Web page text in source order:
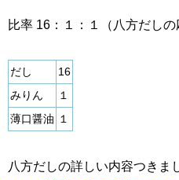
比率 16：１：１（八方だしの
だし
16
みりん
１
薄口醤油 １
八方だしの詳しい内容つきま